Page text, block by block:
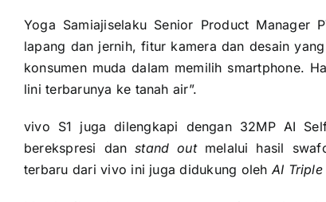
Yoga Samiajiselaku Senior Product Manager
lapang dan jernih, fitur kamera dan desain
konsumen muda dalam memilih smartphone.
lini terbarunya ke tanah air”.
vivo S1 juga dilengkapi dengan 32MP AI
berekspresi danstand out melalui hasil
terbaru dari vivo ini juga didukung oleh AI